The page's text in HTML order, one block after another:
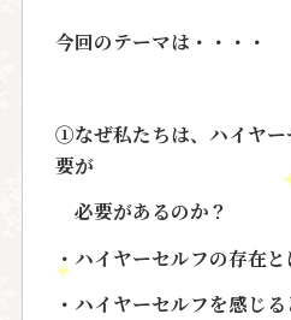
今回のテーマは・・・・
①なぜ私たちは、ハイヤー
要が
必要があるのか？
・ハイヤーセルフの存在と
・ハイヤーセルフを感じ